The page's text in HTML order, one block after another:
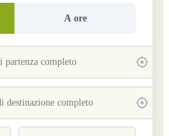
A ore